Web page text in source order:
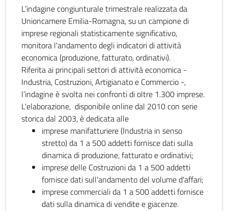
L’indagine congiunturale trimestrale realizzata da
Unioncamere Emilia-Romagna, su un campione di
imprese regionali statisticamente significativo,
monitora l'andamento degli indicatori di attività
economica (produzione, fatturato, ordinativi).
Riferita ai principali settori di attività economica -
Industria, Costruzioni, Artigianato e Commercio -,
l’indagine è svolta nei confronti di oltre 1.300 imprese.
L'elaborazione, disponibile online dal 2010 con serie
storica dal 2003, è dedicata alle
imprese manifatturiere (Industria in senso
stretto) da 1 a 500 addetti fornisce dati sulla
dinamica di produzione, fatturato e ordinativi;
imprese delle Costruzioni da 1 a 500 addetti
fornisce dati sull'andamento del volume d'affari;
imprese commerciali da 1 a 500 addetti fornisce
dati sulla dinamica di vendite e giacenze.